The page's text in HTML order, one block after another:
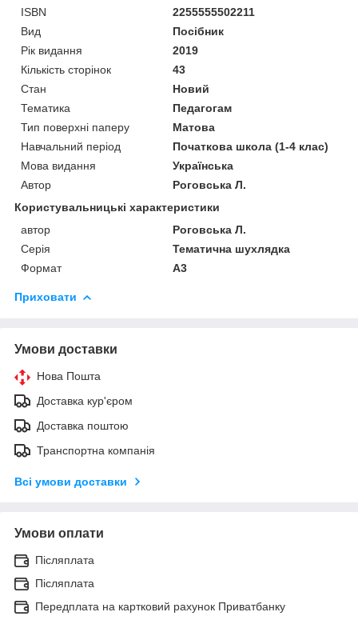
ISBN
2255555502211
Вид
Посібник
Рік видання
2019
Кількість сторінок
43
Стан
Новий
Тематика
Педагогам
Тип поверхні паперу
Матова
Навчальний період
Початкова школа (1-4 клас)
Мова видання
Українська
Автор
Роговська Л.
Користувальницькі характеристики
автор
Роговська Л.
Серія
Тематична шухлядка
Формат
А3
Приховати
Умови доставки
Нова Пошта
Доставка кур'єром
Доставка поштою
Транспортна компанія
Всі умови доставки
Умови оплати
Післяплата
Післяплата
Передплата на картковий рахунок Приватбанку